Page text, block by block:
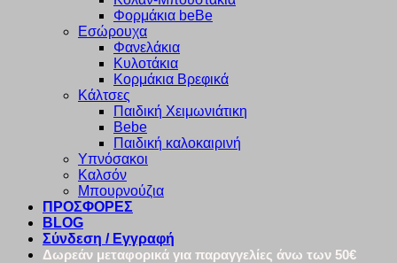
Φορμάκια beBe
Εσώρουχα
Φανελάκια
Κυλοτάκια
Κορμάκια Βρεφικά
Κάλτσες
Παιδική Χειμωνιάτικη
Bebe
Παιδική καλοκαιρινή
Υπνόσακοι
Καλσόν
Μπουρνούζια
ΠΡΟΣΦΟΡΕΣ
BLOG
Σύνδεση / Εγγραφή
Δωρεάν μεταφορικά για παραγγελίες άνω των 50€